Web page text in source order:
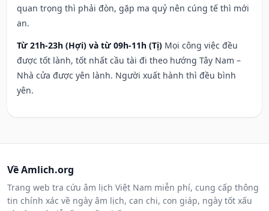
quan trọng thì phải đòn, gặp ma quỷ nên cúng tế thì mới
an.
Từ 21h-23h (Hợi) và từ 09h-11h (Tị) Mọi công việc đều
được tốt lành, tốt nhất cầu tài đi theo hướng Tây Nam –
Nhà cửa được yên lành. Người xuất hành thì đều bình
yên.
Về Amlich.org
Trang web tra cứu âm lịch Việt Nam miễn phí, cung cấp thông
tin chính xác về ngày âm lịch, can chi, con giáp, ngày tốt xấu